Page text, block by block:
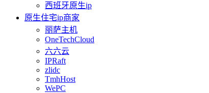
西班牙原生ip
原生住宅ip商家
丽萨主机
OneTechCloud
六六云
IPRaft
zlidc
TmhHost
WePC